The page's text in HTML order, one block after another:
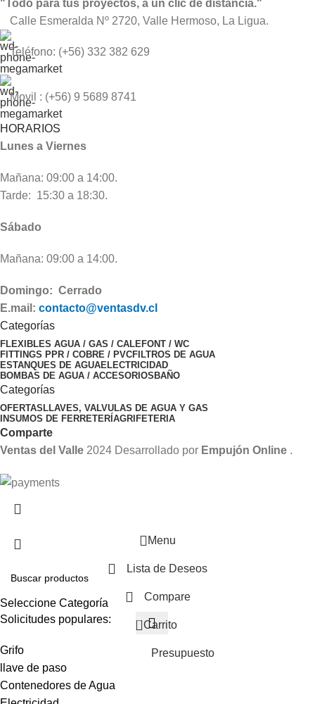
"Todo para tus proyectos, a un clic de distancia."
Calle Esmeralda Nº 2720, Valle Hermoso, La Ligua.
Teléfono: (+56) 332 382 629
Movil : (+56) 9 5689 8741
HORARIOS
Lunes a Viernes
Mañana: 09:00 a 14:00.
Tarde: 15:30 a 18:30.
Sábado
Mañana: 09:00 a 14:00.
Domingo: Cerrado
E.mail: contacto@ventasdv.cl
Categorías
FLEXIBLES AGUA / GAS / CALEFONT / WC
FITTINGS PPR / COBRE / PVCFILTROS DE AGUA
ESTANQUES DE AGUAELECTRICIDAD
BOMBAS DE AGUA / ACCESORIOS BAÑO
Categorías
OFERTAS LLAVES, VALVULAS DE AGUA Y GAS
INSUMOS DE FERRETERÍAGRIFETERIA
Comparte
Ventas del Valle 2024 Desarrollado por Empujón Online .
Seleccione Categoría
Solicitudes populares:
Grifo
llave de paso
Contenedores de Agua
Menu
Lista de Deseos
Compare
0 Carrito
Presupuesto